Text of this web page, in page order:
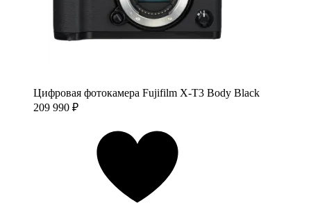
Цифровая фотокамера Fujifilm X-T3 Body Black
209 990 ₽